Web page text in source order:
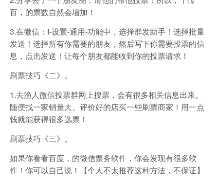
百，的票数自然会增加！
3.在微信：I-设置-通用-功能中，选择群发助手！选择批量
发送！选择所有你需要的朋友，然后写下你需要投票的信
息，点击发送！让每个朋友都能收到你的投票请求！
刷票技巧《二》。
1.去渔人微信投票群网上搜票，会有很多相关信息出来。
随便找一家销量大、评价好的店买一些刷票商家！用一点
钱就能获得很多选票！
刷票技巧《三》。
如果你看看百度，的微信票务软件，你会发现有很多软
件！你可以自己说！【个人不太推荐这种方法，不保证】